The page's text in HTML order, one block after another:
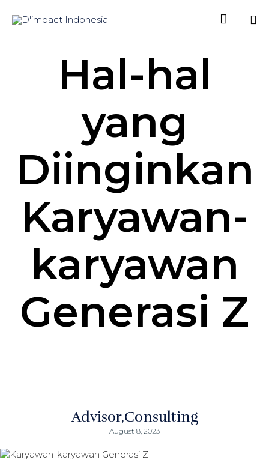

Hal-hal
yang
Diinginkan
Karyawan-
karyawan
Generasi Z
Advisor Consulting
August 8, 2023